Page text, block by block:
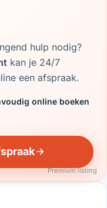
hulp nodig?
kan je 24/7
een afspraak.
online boeken
Premium listing